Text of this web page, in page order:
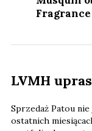
LVMH
Sprzedaż Patou
ostatnich